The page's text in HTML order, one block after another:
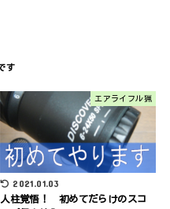
エアライフル猟
2021.01.03
人柱覚悟！ 初めてだらけのスコ